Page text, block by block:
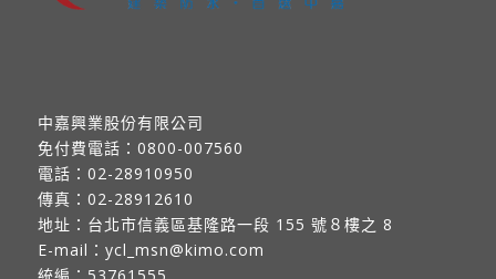
中嘉興業股份有限公司
免付費電話： 0800-007560
電話： 02-28910950
傳真： 02-28912610
地址： 台北市信義區基隆路一段 155 號８樓之 8
E-mail： ycl_msn@kimo.com